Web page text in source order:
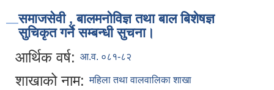
समाजसेवी , बालमनोविज्ञ तथा बाल बिशेषज्ञ
सुचिकृत गर्ने सम्बन्धी सुचना।
आर्थिक वर्ष: आ.व. ०८१-८२
शाखाको नाम: महिला तथा वालवालिका शाखा